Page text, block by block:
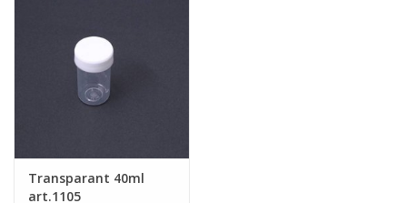
Verzend-etiketten
Transparant 40ml
art.1105